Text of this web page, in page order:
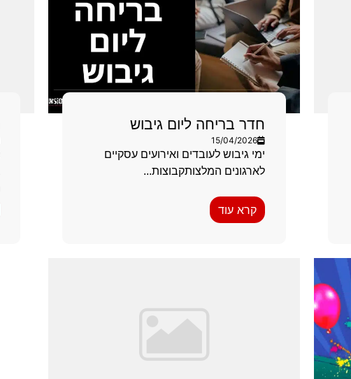
חדר בריחה ליום גיבוש
15/04/2026
ימי גיבוש לעובדים ואירועים עסקיים
לארגונים המלצותקבוצות...
קרא עוד